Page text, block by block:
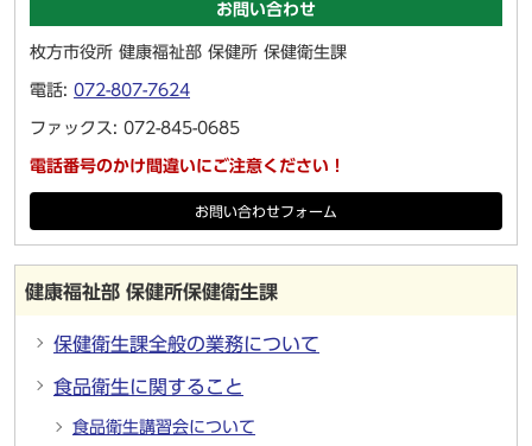
お問い合わせ
枚方市役所 健康福祉部 保健所 保健衛生課
電話: 072-807-7624
ファックス: 072-845-0685
電話番号のかけ間違いにご注意ください！
お問い合わせフォーム
健康福祉部 保健所保健衛生課
保健衛生課全般の業務について
食品衛生に関すること
食品衛生講習会について